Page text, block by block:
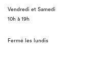
Vendredi et Samedi
10h à 19h
Fermé les lundis